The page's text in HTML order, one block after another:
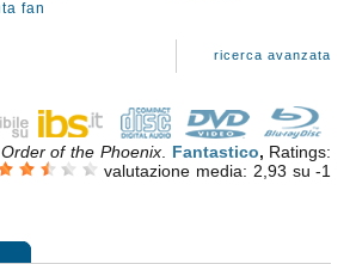
fan
ricerca avanzata
of the Phoenix. Fantastico, Ratings:
valutazione media: 2,93 su-1